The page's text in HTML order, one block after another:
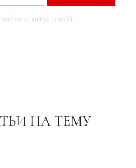
с политикой
НА ТЕМУ